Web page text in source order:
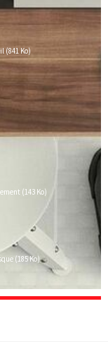
(841 Ko)
(143 Ko)
(185 Ko)